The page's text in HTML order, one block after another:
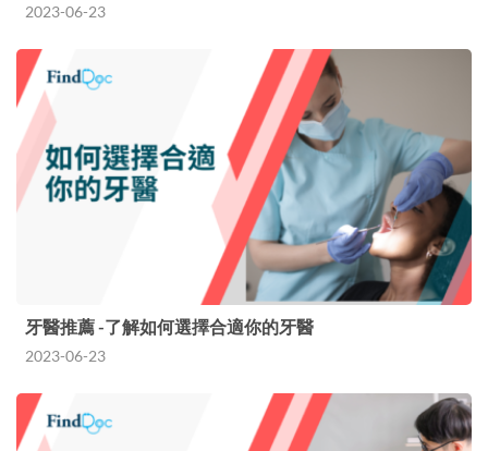
2023-06-23
牙醫推薦 -了解如何選擇合適你的牙醫
2023-06-23